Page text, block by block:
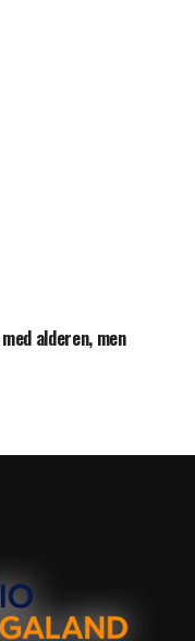
alderen, men